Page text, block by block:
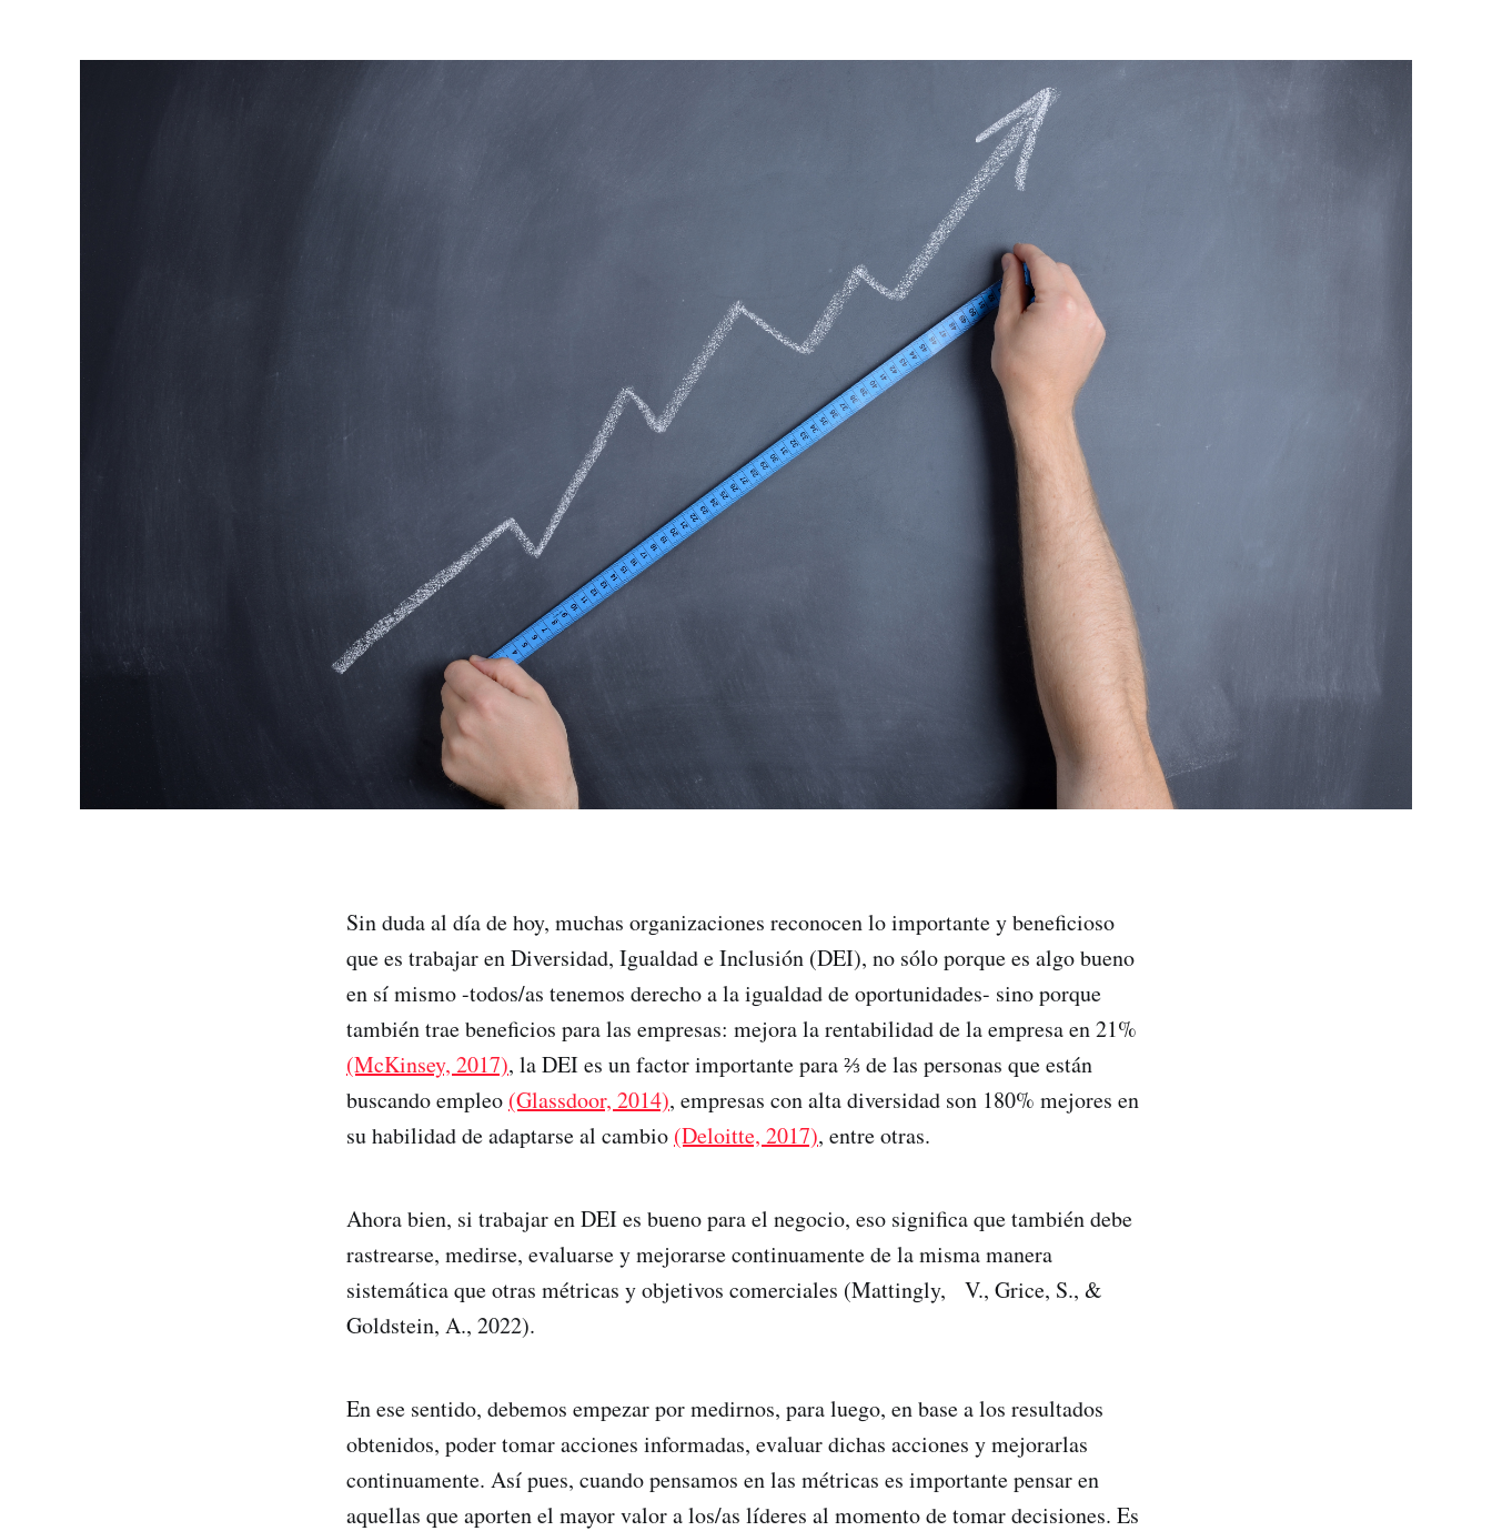
Sin duda al día de hoy, muchas organizaciones reconocen lo importante y beneficioso
que es trabajar en Diversidad, Igualdad e Inclusión (DEI), no sólo porque es algo bueno
en sí mismo -todos/as tenemos derecho a la igualdad de oportunidades- sino porque
también trae beneficios para las empresas: mejora la rentabilidad de la empresa en 21%
(McKinsey, 2017), la DEI es un factor importante para ⅔ de las personas que están
buscando empleo (Glassdoor, 2014), empresas con alta diversidad son 180% mejores en
su habilidad de adaptarse al cambio (Deloitte, 2017), entre otras.
Ahora bien, si trabajar en DEI es bueno para el negocio, eso significa que también debe
rastrearse, medirse, evaluarse y mejorarse continuamente de la misma manera
sistemática que otras métricas y objetivos comerciales (Mattingly, V., Grice, S., &
Goldstein, A., 2022).
En ese sentido, debemos empezar por medirnos, para luego, en base a los resultados
obtenidos, poder tomar acciones informadas, evaluar dichas acciones y mejorarlas
continuamente. Así pues, cuando pensamos en las métricas es importante pensar en
aquellas que aporten el mayor valor a los/as líderes al momento de tomar decisiones. Es